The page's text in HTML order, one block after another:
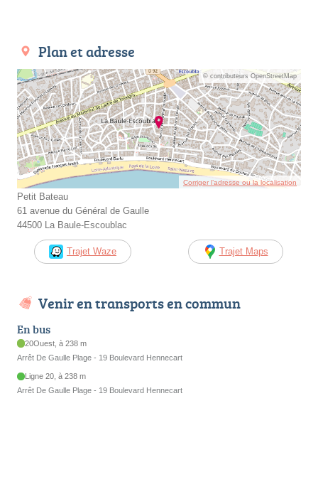
Plan et adresse
© contributeurs OpenStreetMap
Corriger l’adresse ou la localisation
Petit Bateau
61 avenue du Général de Gaulle
44500 La Baule-Escoublac
Trajet Waze Trajet Maps
Venir en transports en commun
En bus
20Ouest, à 238 m
Arrêt De Gaulle Plage - 19 Boulevard Hennecart
Ligne 20, à 238 m
Arrêt De Gaulle Plage - 19 Boulevard Hennecart